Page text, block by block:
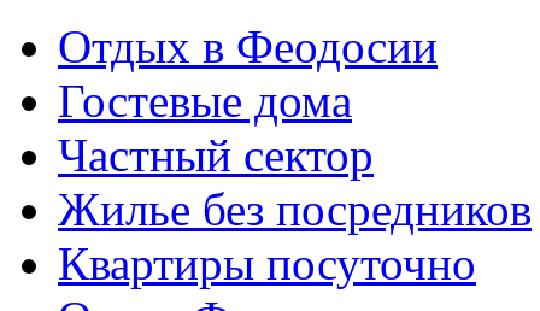
Отдых в Феодосии
Гостевые дома
Частный сектор
Жилье без посредников
Квартиры посуточно